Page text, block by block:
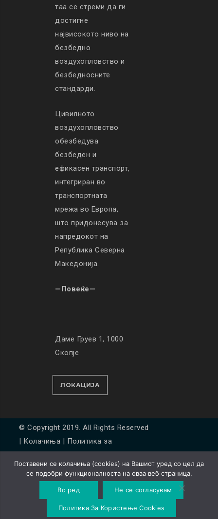
таа се стреми да ги
достигне
највисокото ниво на
безбедно
воздухопловство и
безбедносните
стандарди.
Цивилното
воздухопловство
обезбедува
безбеден и
ефикасен транспорт,
интегриран во
транспортната
мрежа во Европа,
што придонесува за
напредокот на
Република Северна
Македонија.
—Повеќе—
Даме Груев 1, 1000
Скопје
ЛОКАЦИЈА
© Copyright 2019. All Rights Reserved
| Колачиња | Политика за
Developed byUnet
Поставени се колачиња (cookies) на Вашиот уред со цел да
се подобри функционалноста на оваа веб страница.
Во ред Не се согласувам
Политика За Користење Cookies